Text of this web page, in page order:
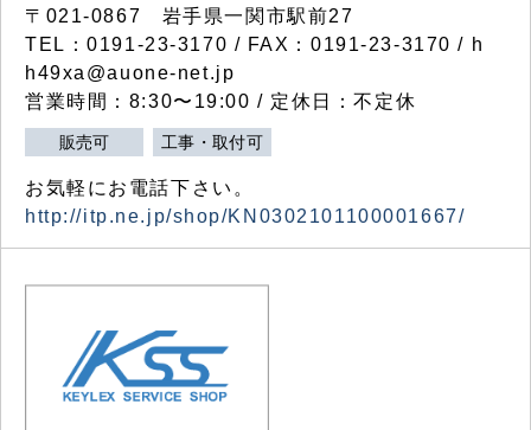
〒021-0867 岩手県一関市駅前27
TEL：0191-23-3170 / FAX：0191-23-3170 / h
h49xa@auone-net.jp
営業時間：8:30〜19:00 / 定休日：不定休
販売可 工事・取付可
お気軽にお電話下さい。
http://itp.ne.jp/shop/KN0302101100001667/